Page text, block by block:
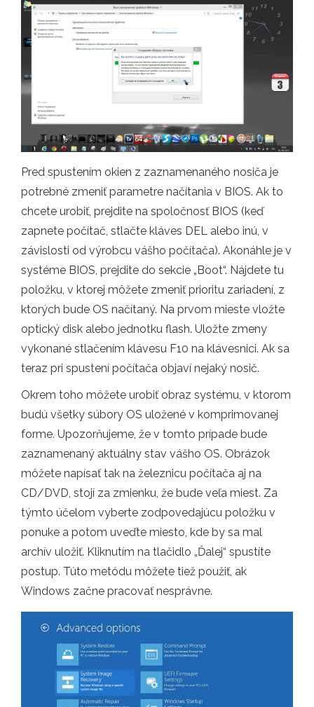
Pred spustením okien z zaznamenaného nosiča je
potrebné zmeniť parametre načítania v BIOS. Ak to
chcete urobiť, prejdite na spoločnosť BIOS (keď
zapnete počítač, stlačte kláves DEL alebo inú, v
závislosti od výrobcu vášho počítača). Akonáhle je v
systéme BIOS, prejdite do sekcie „Boot“. Nájdete tu
položku, v ktorej môžete zmeniť prioritu zariadení, z
ktorých bude OS načítaný. Na prvom mieste vložte
optický disk alebo jednotku flash. Uložte zmeny
vykonané stlačením klávesu F10 na klávesnici. Ak sa
teraz pri spustení počítača objaví nejaký nosič.
Okrem toho môžete urobiť obraz systému, v ktorom
budú všetky súbory OS uložené v komprimovanej
forme. Upozorňujeme, že v tomto prípade bude
zaznamenaný aktuálny stav vášho OS. Obrázok
môžete napísať tak na železnicu počítača aj na
CD/DVD, stojí za zmienku, že bude veľa miest. Za
týmto účelom vyberte zodpovedajúcu položku v
ponuke a potom uveďte miesto, kde by sa mal
archív uložiť. Kliknutím na tlačidlo „Ďalej“ spustíte
postup. Túto metódu môžete tiež použiť, ak
Windows začne pracovať nesprávne.